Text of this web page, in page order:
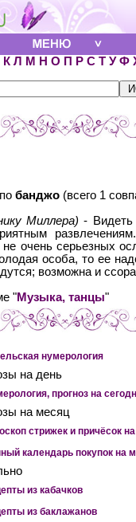
К Л М Н О П Р С Т У Ф
банджо (всего 1
Миллера) -
не очень серьезных
особа, то ее
возможна и
"Музыка, танцы"
нумерология
на день
прогноз на
на месяц
стрижек и причёсок
календарь покупок на
из кабачков
из баклажанов